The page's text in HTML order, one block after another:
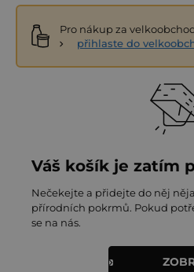
Pro nákup za
přihlaste do
Váš košík je zatím
Nečekejte a přidejte do něj
přírodních pokrmů. Pokud
se na nás.